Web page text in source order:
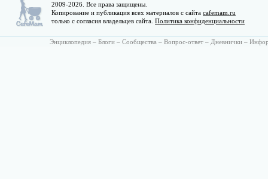
2009-2026. Все права защищены.
Копирование и публикация всех материалов с сайта cafemam.ru
только с согласия владельцев сайта. Политика конфиденциальности
Энциклопедия – Блоги – Сообщества – Вопрос-ответ – Дневнички –